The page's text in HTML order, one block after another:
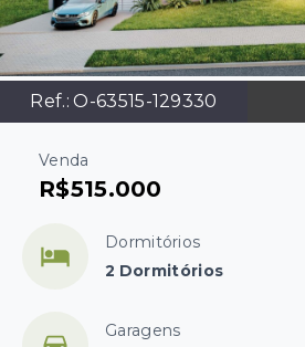
Ref.:O-63515-129330
Venda
R$515.000
Dormitórios
2 Dormitórios
Garagens